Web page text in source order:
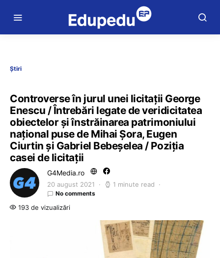
Știri
Controverse în jurul unei licitații George
Enescu / Întrebări legate de veridicitatea
obiectelor și înstrăinarea patrimoniului
național puse de Mihai Șora, Eugen
Ciurtin și Gabriel Bebeșelea / Poziția
casei de licitații
G4Media.ro
20 august 2021 1 minute read
No comments
193 de vizualizări